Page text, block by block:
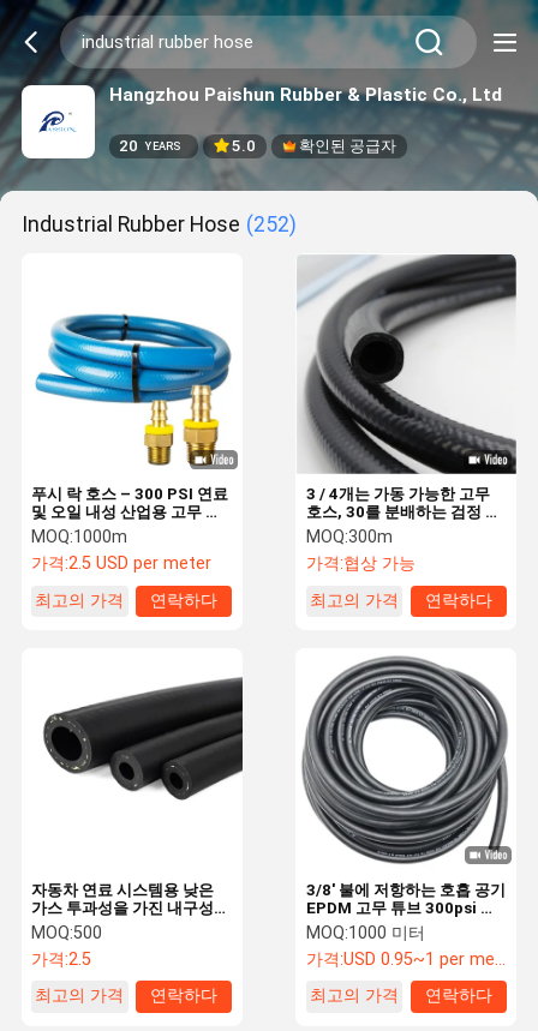
Hangzhou Paishun Rubber & Plastic Co., Ltd
20 YEARS 5.0 확인된 공급자
Industrial Rubber Hose (252)
푸시 락 호스 – 300 PSI 연료
및 오일 내성 산업용 고무 호
스 중국 공장
MOQ:1000m
가격:2.5 USD per meter
최고의 가격
연락하다
3 / 4개는 가동 가능한 고무
호스, 30를 분배하는 검정 연
료 펌프 연료 분배기 호스를
방해합니다
MOQ:300m
가격:협상 가능
최고의 가격
연락하다
자동차 연료 시스템용 낮은
가스 투과성을 가진 내구성
있는 LPG CNG 고무 튜브
MOQ:500
가격:2.5
최고의 가격
연락하다
3/8' 불에 저항하는 호흡 공기
EPDM 고무 튜브 300psi 인
간 호흡
MOQ:1000 미터
가격:USD 0.95~1 per meter
최고의 가격
연락하다